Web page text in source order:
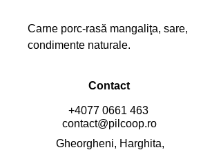
Carne porc-rasă mangaliţa, sare,
condimente naturale.
Contact
+4077 0661 463
contact@pilcoop.ro
Gheorgheni, Harghita,